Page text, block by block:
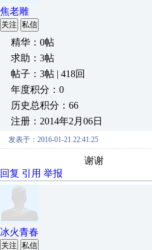
焦老雕
关注 私信
精华：0帖
求助：3帖
帖子：3帖 | 418回
年度积分：0
历史总积分：66
注册：2014年2月06日
发表于：2016-01-21 22:41:25
谢谢
回复 引用 举报
冰火青春
关注 私信